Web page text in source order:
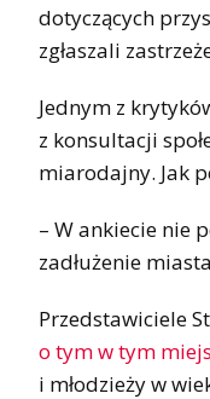
dotyczących
zgłaszali
Jednym z
z konsultacji
miarodajny. Jak
– W ankiecie nie
zadłużenie
Przedstawiciele
o tym w tym
i młodzieży w